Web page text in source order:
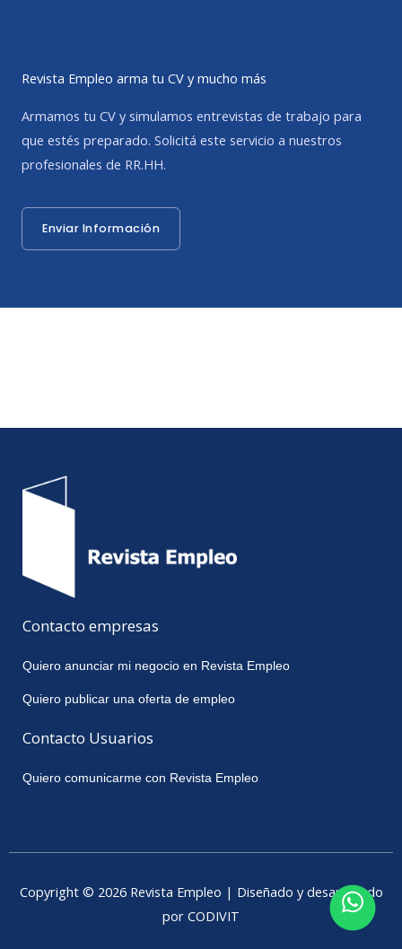
Revista Empleo arma tu CV y mucho más
Armamos tu CV y simulamos entrevistas de trabajo para
que estés preparado. Solicitá este servicio a nuestros
profesionales de RR.HH.
Enviar Información
Contacto empresas
Quiero anunciar mi negocio en Revista Empleo
Quiero publicar una oferta de empleo
Contacto Usuarios
Quiero comunicarme con Revista Empleo
Copyright © 2026 Revista Empleo | Diseñado y desarrollado
por CODIVIT